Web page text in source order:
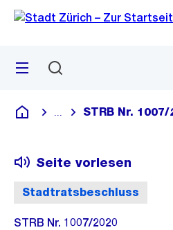
Navigation
Sprunglink
Menü
Deutsch
Blende alle Breadcrumbs
STRB Nr. 1007/
Stadtratsbeschluss
Seite vorlesen
STRB Nr. 1007/2020